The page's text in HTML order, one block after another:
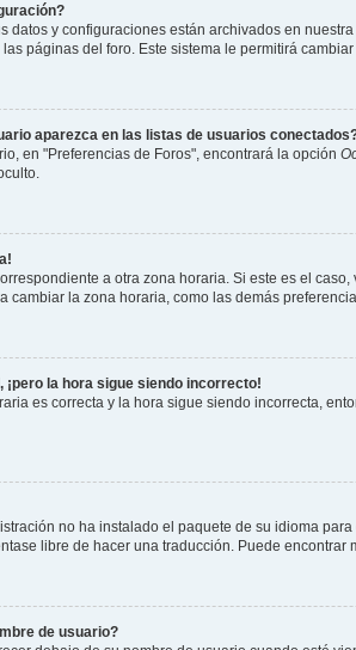
datos y configuraciones están archivados en
páginas del foro. Este sistema le permitirá cambiar
aparezca en las listas de usuarios
en "Preferencias de Foros", encontrará la opción
a otra zona horaria. Si este es el
cambiar la zona horaria, como las demás
la hora sigue siendo incorrecto!
es correcta y la hora sigue siendo incorrecta,
no ha instalado el paquete de su idioma
libre de hacer una traducción. Puede encontrar
de usuario?